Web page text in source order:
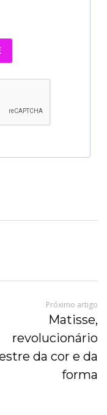
Próximo artigo
Matisse,
revolucionário
da cor e da
forma